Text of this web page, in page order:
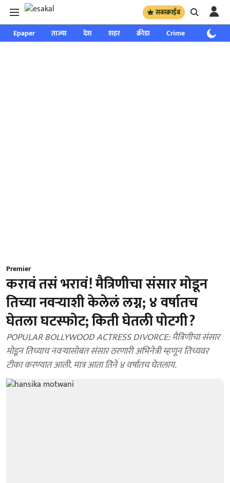
सबस्क्राईब
Epaper ताज्या देश शहर क्रीडा Crime साप्ताहिक
Premier
करावं तसं भरावं! मैत्रिणीचा संसार मोडून
तिच्या नवऱ्याशी केलेलं लग्न; ४ वर्षातच
घेतला घटस्फोट; किती घेतली पोटगी?
POPULAR BOLLYWOOD ACTRESS DIVORCE: मैत्रिणीचा संसार
मोडून तिच्याच नवऱ्यासोबत संसार ठरणारी अभिनेत्री म्हणून तिच्यवर
टीका करण्यात आली. मात्र आता तिने ४ वर्षातच घेतलाय.